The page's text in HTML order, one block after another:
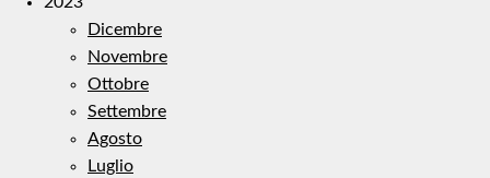
Dicembre
Novembre
Ottobre
Settembre
Agosto
Luglio